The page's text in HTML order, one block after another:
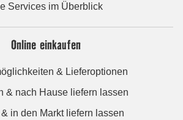
Services im Überblick
Online einkaufen
& Lieferoptionen
& nach Hause liefern lassen
in den Markt liefern lassen